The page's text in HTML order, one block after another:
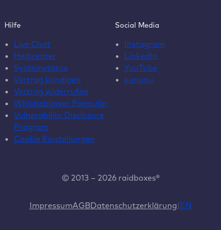
Hilfe
Live Chat
Helpcenter
Systemstatus
Vertrag kündigen
Vertrag widerrufen
Whistleblower Formular
Vulnerability Disclosure
Program
Cookie Einstellungen
Social Media
Instagram
LinkedIn
YouTube
kununu
© 2013 – 2026 raidboxes®
ImpressumAGBDatenschutzerklärung EN